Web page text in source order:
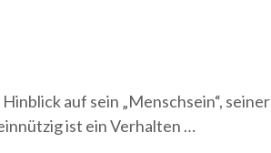
auf sein „Menschsein“, seiner
ist ein Verhalten …